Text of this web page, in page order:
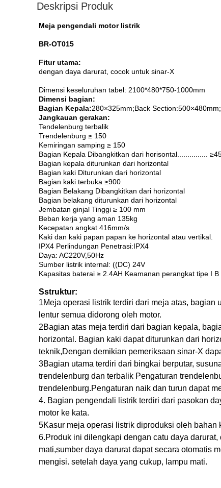
Deskripsi Produk
Meja pengendali motor listrik
BR-OT015
Fitur utama:
dengan daya darurat, cocok untuk sinar-X
Dimensi keseluruhan tabel: 2100*480*750-1000mm
Dimensi bagian:
Bagian Kepala:280×325mm;Back
Jangkauan gerakan:
Tendelenburg terbalik
Trendelenburg ≥ 150
Kemiringan samping ≥ 150
Bagian Kepala Dibangkitkan dari horisontal...............
Bagian kepala diturunkan dari horizontal
Bagian kaki Diturunkan dari horizontal
Bagian kaki terbuka ≥900
Bagian Belakang Dibangkitkan dari horizontal
Bagian belakang diturunkan dari horizontal
Jembatan ginjal Tinggi ≥ 100 mm
Beban kerja yang aman 135kg
Kecepatan angkat 416mm/s
Kaki dan kaki papan papan ke horizontal atau vertikal.
IPX4 Perlindungan Penetrasi:IPX4
Daya: AC220V,50Hz
Sumber listrik internal: ((DC) 24V
Kapasitas baterai ≥ 2.4AH Keamanan perangkat tipe I B
Sstruktur:
1Meja operasi listrik terdiri dari meja atas,
lentur semua didorong oleh motor.
2Bagian atas meja terdiri dari bagian kepala,
horizontal. Bagian kaki dapat diturunkan dari
teknik,Dengan demikian pemeriksaan sinar-X
3Bagian utama terdiri dari bingkai berputar,
trendelenburg dan terbalik Pengaturan
trendelenburg.Pengaturan naik dan turun dapat
4. Bagian pengendali listrik terdiri dari pasokan
motor ke kata.
5Kasur meja operasi listrik diproduksi oleh
6.Produk ini dilengkapi dengan catu daya
mati,sumber daya darurat dapat secara otomatis
mengisi. setelah daya yang cukup, lampu mati.